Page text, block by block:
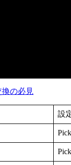
の必見
設